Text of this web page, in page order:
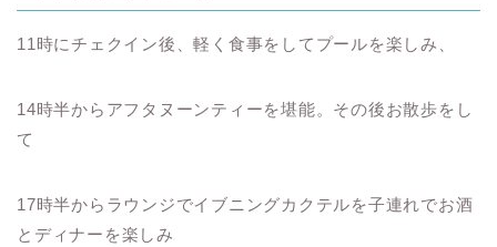
11時にチェクイン後、軽く食事をしてプールを楽しみ、
14時半からアフタヌーンティーを堪能。その後お散歩をし
て
17時半からラウンジでイブニングカクテルを子連れでお酒
とディナーを楽しみ